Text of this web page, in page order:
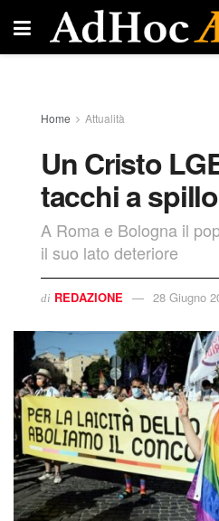
Home Attualità
Un Cristo
tacchi a spillo
A Roma e Bologna il
il suo lato deteriore
di REDAZIONE 28 Giugno